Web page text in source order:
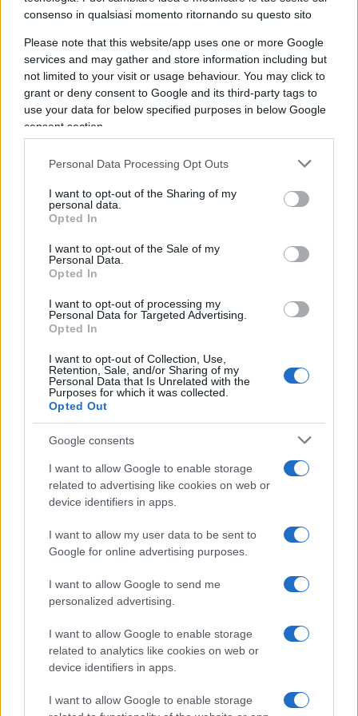
consenso in qualsiasi momento ritornando su questo sito
Please note that this website/app uses one or more Google
services and may gather and store information including but
not limited to your visit or usage behaviour. You may click to
grant or deny consent to Google and its third-party tags to
use your data for below specified purposes in below Google
consent section.
Personal Data Processing Opt Outs
I want to opt-out of the Sharing of my
personal data.
Opted In
I want to opt-out of the Sale of my
Personal Data.
Opted In
I want to opt-out of processing my
Personal Data for Targeted Advertising.
Opted In
I want to opt-out of Collection, Use,
Retention, Sale, and/or Sharing of my
Personal Data that Is Unrelated with the
Purposes for which it was collected.
Opted Out
Google consents
I want to allow Google to enable storage
related to advertising like cookies on web or
device identifiers in apps.
I want to allow my user data to be sent to
Google for online advertising purposes.
I want to allow Google to send me
personalized advertising.
I want to allow Google to enable storage
related to analytics like cookies on web or
device identifiers in apps.
I want to allow Google to enable storage
demonizzare. Pensate, ad esempio, com’è
antropica del clima che cambia:negazionista,
dicono. Che, per il solo fatto di non far parte del
gruppo, è considerato malvagio e amorale,
quando non corrotto. Ho esperienza personale di
un piccolo blog di periferia di disturbati che
continua a chiedermi quanto denaro mi danno le
io, che abbia dimostrato la propria asserzione chi
sostiene l’origine antropica del clima che cambia.
chiusura mentaleè altra tipica
manifestazione della patologia psichiatrica in
disponibilità ad anche solo ascoltare le ragioni di
chi si oppone al pensiero, che è unico – nel senso
che v’è un solo pensiero – del gruppo, alla cui
coesione è sacrificata ogni creatività individuale e
autonomia (di originalità manco a parlarne) di
pensiero. I climatologi Gretini hanno appunto
invocato il silenziatore per ogni loro oppositore.
Elemento essenziale affinché il gruppo affetto da
tale patologia possa mantenersi in vita è
l’autoconvincimento diuniversalità del loro
pensiero. Per esempio, i Gretini del clima (e qui ci
metto anche gli adulti Gretini) hanno bisogno di
ripetere continuamente che sui loro convincimenti
vi sarebbe «consenso scientifico».
È, questa, l’ultima arma che hanno e quando,